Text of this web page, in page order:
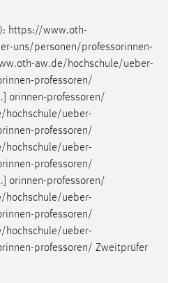
https://www.oth-
uns/personen/professorinnen-
aw.de/hochschule/ueber-
professoren/
orinnen-professoren/
hochschule/ueber-
professoren/
hochschule/ueber-
professoren/
orinnen-professoren/
hochschule/ueber-
professoren/
hochschule/ueber-
professoren/ Zweitprüfer
nutzen zu können.
chat-frame-style-
1 Jahr
um sich an der Website